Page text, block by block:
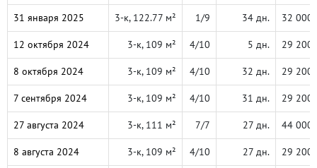
31 января 2025 3-к, 122.77 м² 1/9 34 дн. 32 000
12 октября 2024 3-к, 109 м² 4/10 5 дн. 29 200
8 октября 2024 3-к, 109 м² 4/10 32 дн. 29 200
7 сентября 2024 3-к, 109 м² 4/10 31 дн. 29 200
27 августа 2024 3-к, 111 м² 7/7 27 дн. 44 000
8 августа 2024 3-к, 109 м² 4/10 27 дн. 29 200